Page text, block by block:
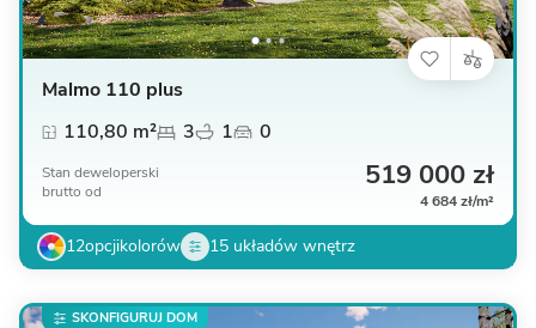
Malmo 110 plus
110,80 m²
3 1 0
Stan deweloperski
brutto od 519 000 zł
4 684 zł/m²
12opcjikolorów 15 układów wnętrz
SKONFIGURUJ DOM